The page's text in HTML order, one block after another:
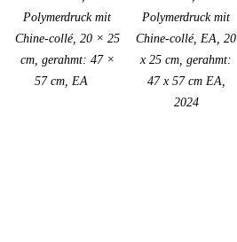
Polymerdruck mit
Chine-collé, 20 × 25
cm, gerahmt: 47 ×
57 cm, EA
Polymerdruck mit
Chine-collé, EA, 20
x 25 cm, gerahmt:
47 x 57 cm EA,
2024